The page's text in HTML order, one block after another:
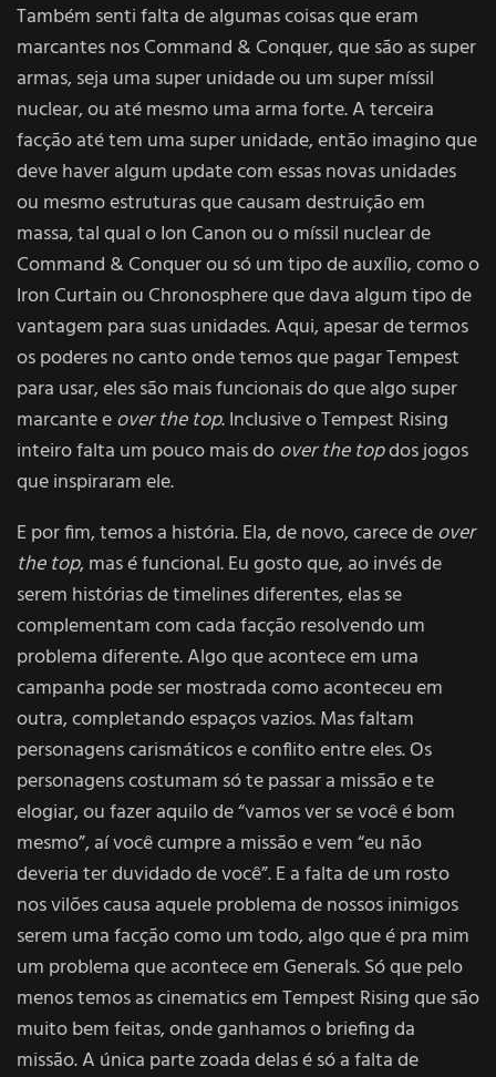
Também senti falta de algumas coisas que eram
marcantes nos Command & Conquer, que são as super
armas, seja uma super unidade ou um super míssil
nuclear, ou até mesmo uma arma forte. A terceira
facção até tem uma super unidade, então imagino que
deve haver algum update com essas novas unidades
ou mesmo estruturas que causam destruição em
massa, tal qual o Ion Canon ou o míssil nuclear de
Command & Conquer ou só um tipo de auxílio, como o
Iron Curtain ou Chronosphere que dava algum tipo de
vantagem para suas unidades. Aqui, apesar de termos
os poderes no canto onde temos que pagar Tempest
para usar, eles são mais funcionais do que algo super
marcante eover the top. Inclusive o Tempest Rising
inteiro falta um pouco mais doover the topdos jogos
que inspiraram ele.
E por fim, temos a história. Ela, de novo, carece deover
the top, mas é funcional. Eu gosto que, ao invés de
serem histórias de timelines diferentes, elas se
complementam com cada facção resolvendo um
problema diferente. Algo que acontece em uma
campanha pode ser mostrada como aconteceu em
outra, completando espaços vazios. Mas faltam
personagens carismáticos e conflito entre eles. Os
personagens costumam só te passar a missão e te
elogiar, ou fazer aquilo de “vamos ver se você é bom
mesmo”, aí você cumpre a missão e vem “eu não
deveria ter duvidado de você”. E a falta de um rosto
nos vilões causa aquele problema de nossos inimigos
serem uma facção como um todo, algo que é pra mim
um problema que acontece em Generals. Só que pelo
menos temos as cinematics em Tempest Rising que são
muito bem feitas, onde ganhamos o briefing da
missão. A única parte zoada delas é só a falta de